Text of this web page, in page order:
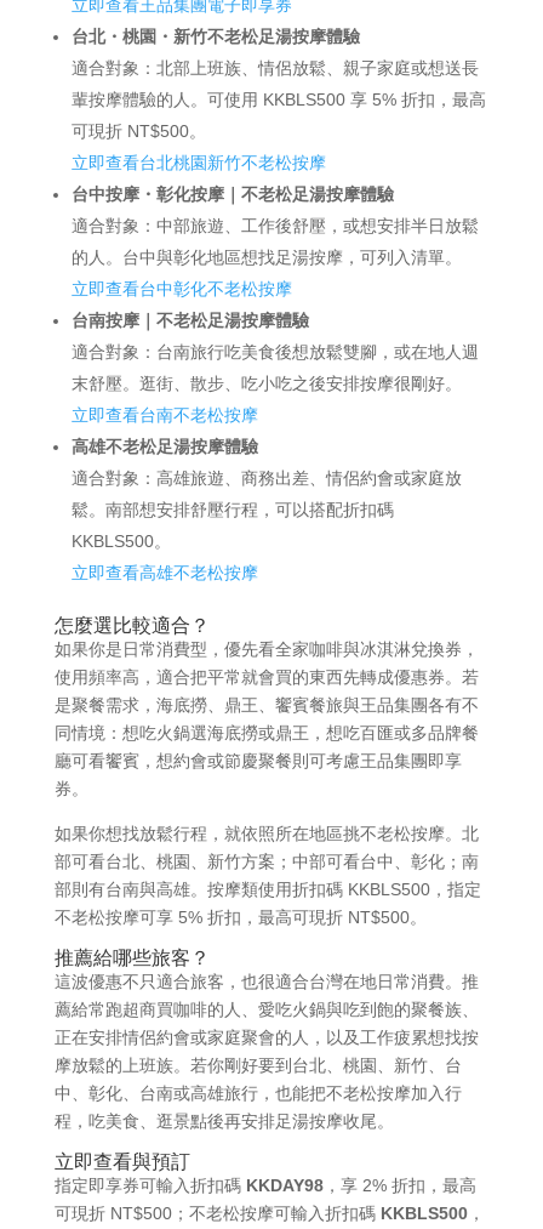
立即查看王品集團電子即享券
台北・桃園・新竹不老松足湯按摩體驗
適合對象：北部上班族、情侶放鬆、親子家庭或想送長
輩按摩體驗的人。可使用 KKBLS500 享 5% 折扣，最高
可現折 NT$500。
立即查看台北桃園新竹不老松按摩
台中按摩・彰化按摩｜不老松足湯按摩體驗
適合對象：中部旅遊、工作後舒壓，或想安排半日放鬆
的人。台中與彰化地區想找足湯按摩，可列入清單。
立即查看台中彰化不老松按摩
台南按摩｜不老松足湯按摩體驗
適合對象：台南旅行吃美食後想放鬆雙腳，或在地人週
末舒壓。逛街、散步、吃小吃之後安排按摩很剛好。
立即查看台南不老松按摩
高雄不老松足湯按摩體驗
適合對象：高雄旅遊、商務出差、情侶約會或家庭放
鬆。南部想安排舒壓行程，可以搭配折扣碼
KKBLS500。
立即查看高雄不老松按摩
怎麼選比較適合？
如果你是日常消費型，優先看全家咖啡與冰淇淋兌換券，
使用頻率高，適合把平常就會買的東西先轉成優惠券。若
是聚餐需求，海底撈、鼎王、饗賓餐旅與王品集團各有不
同情境：想吃火鍋選海底撈或鼎王，想吃百匯或多品牌餐
廳可看饗賓，想約會或節慶聚餐則可考慮王品集團即享
券。
如果你想找放鬆行程，就依照所在地區挑不老松按摩。北
部可看台北、桃園、新竹方案；中部可看台中、彰化；南
部則有台南與高雄。按摩類使用折扣碼 KKBLS500，指定
不老松按摩可享 5% 折扣，最高可現折 NT$500。
推薦給哪些旅客？
這波優惠不只適合旅客，也很適合台灣在地日常消費。推
薦給常跑超商買咖啡的人、愛吃火鍋與吃到飽的聚餐族、
正在安排情侶約會或家庭聚會的人，以及工作疲累想找按
摩放鬆的上班族。若你剛好要到台北、桃園、新竹、台
中、彰化、台南或高雄旅行，也能把不老松按摩加入行
程，吃美食、逛景點後再安排足湯按摩收尾。
立即查看與預訂
指定即享券可輸入折扣碼 KKDAY98，享 2% 折扣，最高
可現折 NT$500；不老松按摩可輸入折扣碼 KKBLS500，